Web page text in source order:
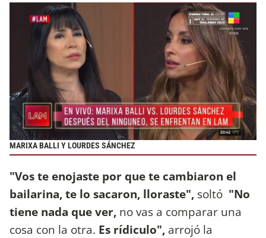
MARIXA BALLI Y LOURDES SÁNCHEZ
"Vos te enojaste por que te cambiaron el
bailarina, te lo sacaron, lloraste", soltó "No
tiene nada que ver, no vas a comparar una
cosa con la otra. Es rídiculo", arrojó la